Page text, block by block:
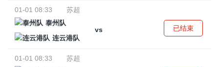
01-01 08:33
苏超
泰州队
vs
连云港队
已结束
01-01 08:33
苏超